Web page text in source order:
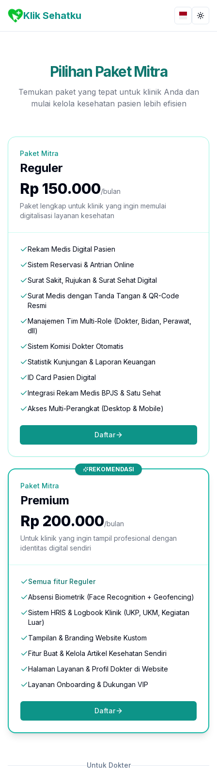
Klik Sehatku Bahasa
Pilihan Paket Mitra
Temukan paket yang tepat untuk klinik Anda dan
mulai kelola kesehatan pasien lebih efisien
Paket Mitra
Reguler
Rp 150.000/bulan
Paket lengkap untuk klinik yang ingin memulai
digitalisasi layanan kesehatan
Rekam Medis Digital Pasien
Sistem Reservasi & Antrian Online
Surat Sakit, Rujukan & Surat Sehat Digital
Surat Medis dengan Tanda Tangan & QR-Code
Resmi
Manajemen Tim Multi-Role (Dokter, Bidan, Perawat,
dll)
Sistem Komisi Dokter Otomatis
Statistik Kunjungan & Laporan Keuangan
ID Card Pasien Digital
Integrasi Rekam Medis BPJS & Satu Sehat
Akses Multi-Perangkat (Desktop & Mobile)
Daftar
REKOMENDASI
Paket Mitra
Premium
Rp 200.000/bulan
Untuk klinik yang ingin tampil profesional dengan
identitas digital sendiri
Semua fitur Reguler
Absensi Biometrik (Face Recognition + Geofencing)
Sistem HRIS & Logbook Klinik (UKP, UKM, Kegiatan
Luar)
Tampilan & Branding Website Kustom
Fitur Buat & Kelola Artikel Kesehatan Sendiri
Halaman Layanan & Profil Dokter di Website
Layanan Onboarding & Dukungan VIP
Daftar
Untuk Dokter